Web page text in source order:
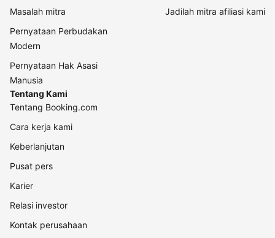
Masalah mitra
Pernyataan Perbudakan
Modern
Pernyataan Hak Asasi
Manusia
Jadilah mitra afiliasi kami
Tentang Kami
Tentang Booking.com
Cara kerja kami
Keberlanjutan
Pusat pers
Karier
Relasi investor
Kontak perusahaan